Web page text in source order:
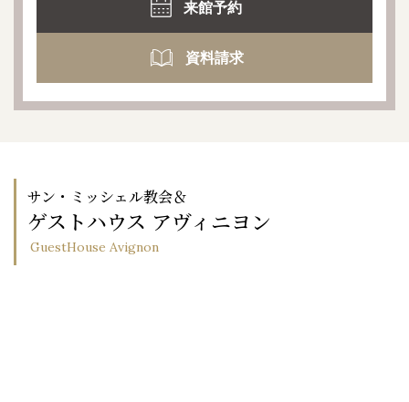
来館予約
資料請求
サン・ミッシェル教会＆
ゲストハウス アヴィニヨン
GuestHouse Avignon